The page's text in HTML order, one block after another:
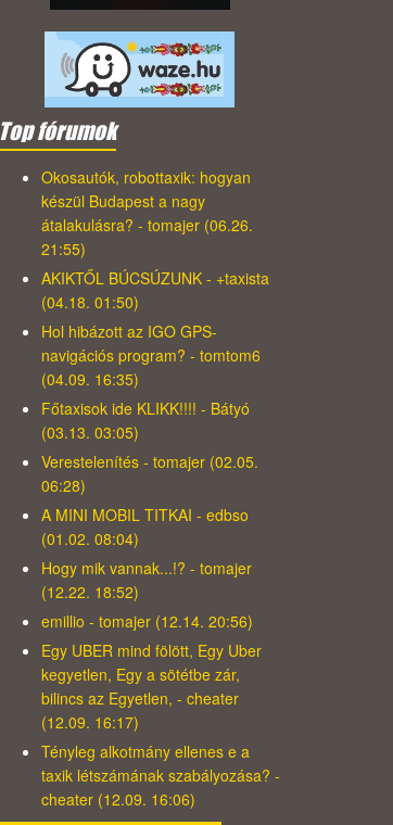
Top fórumok
Okosautók, robottaxik: hogyan
készül Budapest a nagy
átalakulásra? - tomajer (06.26.
21:55)
AKIKTŐL BÚCSÚZUNK - +taxista
(04.18. 01:50)
Hol hibázott az IGO GPS-
navigációs program? - tomtom6
(04.09. 16:35)
Főtaxisok ide KLIKK!!!! - Bátyó
(03.13. 03:05)
Verestelenítés - tomajer (02.05.
06:28)
A MINI MOBIL TITKAI - edbso
(01.02. 08:04)
Hogy mik vannak...!? - tomajer
(12.22. 18:52)
emillio - tomajer (12.14. 20:56)
Egy UBER mind fölött, Egy Uber
kegyetlen, Egy a sötétbe zár,
bilincs az Egyetlen, - cheater
(12.09. 16:17)
Tényleg alkotmány ellenes e a
taxik létszámának szabályozása? -
cheater (12.09. 16:06)